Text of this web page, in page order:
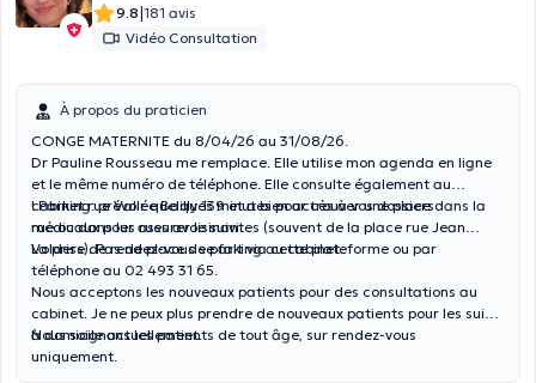
9.8|181 avis
Vidéo Consultation
À propos du praticien
CONGE MATERNITE du 8/04/26 au 31/08/26.
Dr Pauline Rousseau me remplace. Elle utilise mon agenda en ligne
et le même numéro de téléphone. Elle consulte également au
cabinet rue Vallée Bailly 139 et a bien accès à vos dossiers
médicaux pour assurer le suivi.
! Parking: prévoir quelques minutes pour trouver une place dans la
rue ou dans les rues avoisinantes (souvent de la place rue Jean
Volders). Pas de place de parking au cabinet.
La prise de rendez-vous se fait via cette plateforme ou par
téléphone au 02 493 31 65.
Nous acceptons les nouveaux patients pour des consultations au
cabinet. Je ne peux plus prendre de nouveaux patients pour les suivis
à domicile actuellement.
Nous soignons les patients de tout âge, sur rendez-vous
uniquement.